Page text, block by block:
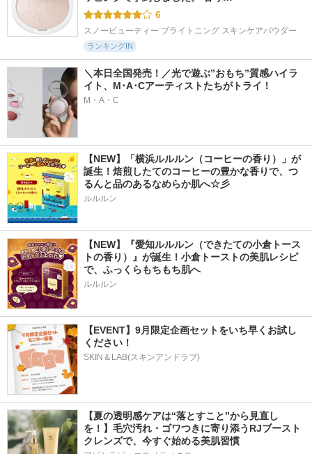
6
スノービューティー ブライトニング スキンケアパウダー
ランキングIN
＼本日全国発売！／光で遊ぶ”おもち”質感ハイラ
イト、M･A･Cアーティストたちがトライ！
M・A・C
【NEW】「横浜ルルルン（コーヒーの香り）」が
誕生！焙煎したてのコーヒーの豊かな香りで、つ
るんと品のあるなめらか肌へ☆彡
ルルルン
【NEW】『愛知ルルルン（できたての小倉トース
トの香り）』が誕生！小倉トーストの美肌レシピ
で、ふっくらもちもち肌へ
ルルルン
【EVENT】9月限定企画セットをいち早くお試し
ください！
SKIN＆LAB(スキンアンドラブ)
【夏の透明感ケアは“落とすこと”から見直し
を！】毛穴汚れ・ゴワつきに寄り添うRJブースト
クレンズで、今すぐ始める美肌習慣